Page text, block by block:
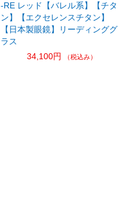
-RE レッド【バレル系】【チタ
ン】【エクセレンスチタン】
【日本製眼鏡】リーディンググ
ラス
34,100円
（税込み）